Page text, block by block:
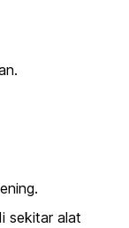
sekitar alat